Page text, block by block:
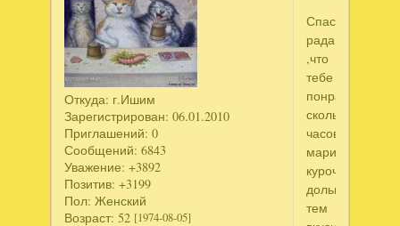
Откуда: г.Ишим
Зарегистрирован: 06.01.2010
Приглашений: 0
Сообщений: 6843
Уважение: +3892
Позитив: +3199
Пол: Женский
Возраст: 52 [1974-08-05]
Спасибо,очень
рада
,что
тебе
понравилось,а
сколько
часов
мариновалась
курочка,чем
дольше,
тем